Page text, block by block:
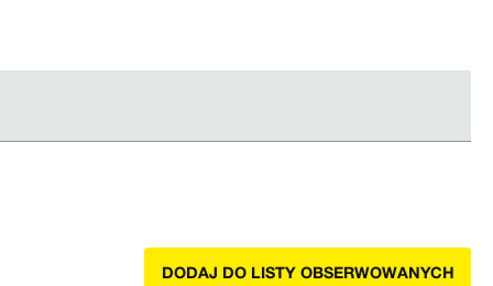
DODAJ DO LISTY OBSERWOWANYCH